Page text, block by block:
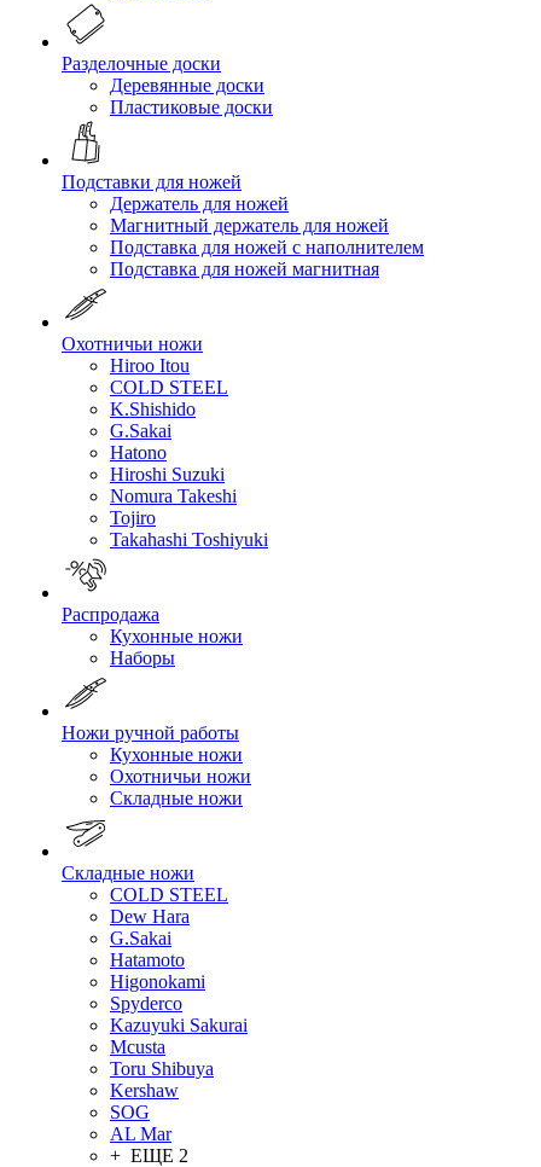
Разделочные доски
Деревянные доски
Пластиковые доски
Подставки для ножей
Держатель для ножей
Магнитный держатель для ножей
Подставка для ножей с наполнителем
Подставка для ножей магнитная
Охотничьи ножи
Hiroo Itou
COLD STEEL
K.Shishido
G.Sakai
Hatono
Hiroshi Suzuki
Nomura Takeshi
Tojiro
Takahashi Toshiyuki
Распродажа
Кухонные ножи
Наборы
Ножи ручной работы
Кухонные ножи
Охотничьи ножи
Складные ножи
Складные ножи
COLD STEEL
Dew Hara
G.Sakai
Hatamoto
Higonokami
Spyderco
Kazuyuki Sakurai
Mcusta
Toru Shibuya
Kershaw
SOG
AL Mar
+ ЕЩЕ 2